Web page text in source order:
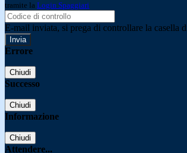
tramite la Login Spaggiari
E-mail inviata, si prega di controllare la casella
Errore
Chiudi
Successo
Chiudi
Informazione
Chiudi
Attendere...